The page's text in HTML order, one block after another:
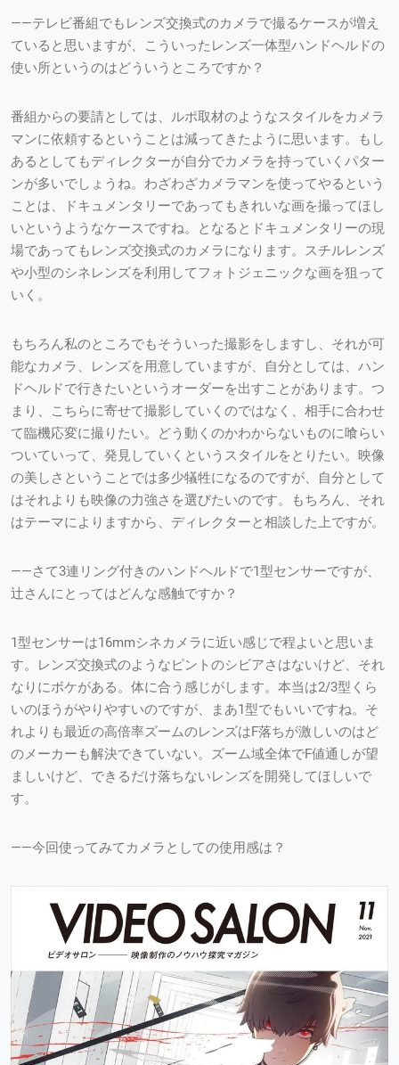
——テレビ番組でもレンズ交換式のカメラで撮るケースが増え
ていると思いますが、こういったレンズ一体型ハンドヘルドの
使い所というのはどういうところですか？
番組からの要請としては、ルポ取材のようなスタイルをカメラ
マンに依頼するということは減ってきたように思います。もし
あるとしてもディレクターが自分でカメラを持っていくパター
ンが多いでしょうね。わざわざカメラマンを使ってやるという
ことは、ドキュメンタリーであってもきれいな画を撮ってほし
いというようなケースですね。となるとドキュメンタリーの現
場であってもレンズ交換式のカメラになります。スチルレンズ
や小型のシネレンズを利用してフォトジェニックな画を狙って
いく。
もちろん私のところでもそういった撮影をしますし、それが可
能なカメラ、レンズを用意していますが、自分としては、ハン
ドヘルドで行きたいというオーダーを出すことがあります。つ
まり、こちらに寄せて撮影していくのではなく、相手に合わせ
て臨機応変に撮りたい。どう動くのかわからないものに喰らい
ついていって、発見していくというスタイルをとりたい。映像
の美しさということでは多少犠牲になるのですが、自分として
はそれよりも映像の力強さを選びたいのです。もちろん、それ
はテーマによりますから、ディレクターと相談した上ですが。
——さて3連リング付きのハンドヘルドで1型センサーですが、
辻さんにとってはどんな感触ですか？
1型センサーは16mmシネカメラに近い感じで程よいと思いま
す。レンズ交換式のようなピントのシビアさはないけど、それ
なりにボケがある。体に合う感じがします。本当は2/3型くら
いのほうがやりやすいのですが、まあ1型でもいいですね。そ
れよりも最近の高倍率ズームのレンズはF落ちが激しいのはど
のメーカーも解決できていない。ズーム域全体でF値通しが望
ましいけど、できるだけ落ちないレンズを開発してほしいで
す。
——今回使ってみてカメラとしての使用感は？